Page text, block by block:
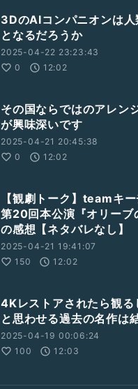
3DのAIコンパニオンは人
となるだろうか
2025-04-22 23:23:43
0
12:02
その国ならではのアレン
が興味深いです
2025-04-21 20:45:38
0
12:02
【観劇トーク】teamキ
第20回本公演『オリーブ
の感想【ネタバレなし】
2025-04-21 19:41:07
150
12:02
4Kレストアされたら観る
と思わせる過去の名作は
2025-04-19 00:06:24
100
12:03